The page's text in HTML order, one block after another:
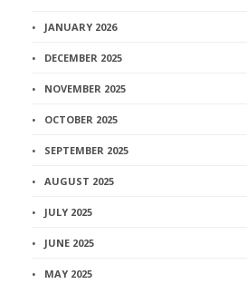
JANUARY 2026
DECEMBER 2025
NOVEMBER 2025
OCTOBER 2025
SEPTEMBER 2025
AUGUST 2025
JULY 2025
JUNE 2025
MAY 2025